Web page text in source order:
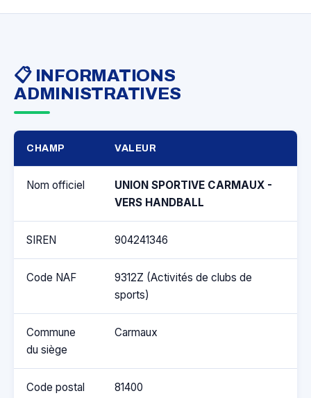
📋 INFORMATIONS
ADMINISTRATIVES
CHAMP VALEUR
Nom officiel
UNION SPORTIVE CARMAUX -
VERS HANDBALL
SIREN 904241346
Code NAF
9312Z (Activités de clubs de
sports)
Commune
du siège
Carmaux
Code postal 81400